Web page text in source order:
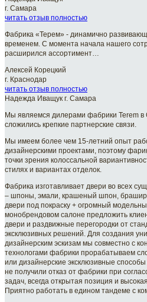
г. Самара
читать отзыв полностью
Фабрика «Терем» - динамично
временем. С момента начала нашего
расширился ассортимент…
Алексей Корецкий
г. Краснодар
читать отзыв полностью
Надежда Иващук г. Самара
Мы являемся дилерами фабрики Terem в
сложились крепкие партнерские связи.
Мы имеем более чем 15-летний опыт
дизайнерскими проектами, поэтому
точки зрения колоссальной
стилях и вариантах отделок.
Фабрика изготавливает двери во всех
– шпоны, эмали, крашеный шпон,
двери под покраску + огромный
монобрендовом салоне предложить
двери и раздвижные перегородки от
эксклюзивных решений. Для создания
дизайнерским эскизам мы совместно с
технологами фабрики прорабатываем
или дизайнерские эксклюзивные
не получили отказ от фабрики при
задач, всегда открытая позиция и
Приятно работать в едином тандеме с